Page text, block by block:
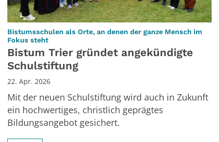
Bistumsschulen als Orte, an denen der ganze Mensch im
Fokus steht:
Bistum Trier gründet angekündigte
Schulstiftung
22. Apr. 2026
Mit der neuen Schulstiftung wird auch in Zukunft
ein hochwertiges, christlich geprägtes
Bildungsangebot gesichert.